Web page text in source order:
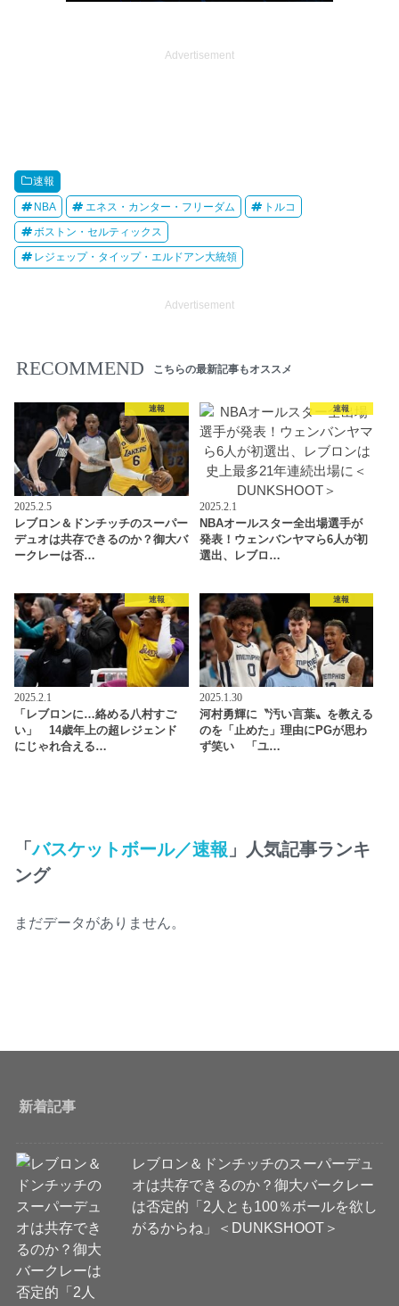
Advertisement
速報
NBA エネス・カンター・フリーダム トルコ
ボストン・セルティックス
レジェップ・タイップ・エルドアン大統領
Advertisement
RECOMMEND こちらの最新記事もオススメ
速報
2025.2.5
レブロン＆ドンチッチのスーパー
デュオは共存できるのか？御大バ
ークレーは否…
速報
2025.2.1
NBAオールスター全出場選手が
発表！ウェンバンヤマら6人が初
選出、レブロ…
速報
2025.2.1
「レブロンに…絡める八村すご
い」 14歳年上の超レジェンド
にじゃれ合える…
速報
2025.1.30
河村勇輝に〝汚い言葉〟を教える
のを「止めた」理由にPGが思わ
ず笑い 「ユ…
「バスケットボール／速報 」人気記事ランキ
ング
まだデータがありません。
新着記事
レブロン＆ドンチッチのスーパーデュ
オは共存できるのか？御大バークレー
は否定的「2人とも100％ボールを欲し
がるからね」＜DUNKSHOOT＞